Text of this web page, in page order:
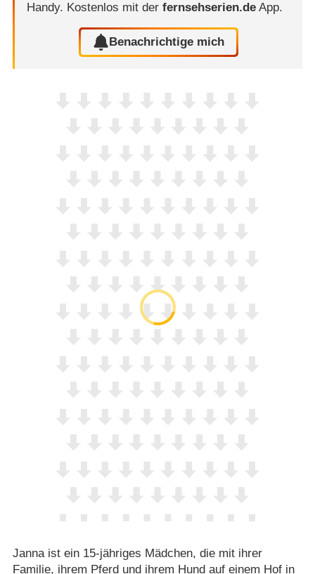
Handy. Kostenlos mit der fernsehserien.deApp.
Benachrichtige mich
Janna ist ein 15-jähriges Mädchen, die mit ihrer
Familie, ihrem Pferd und ihrem Hund auf einem Hof in